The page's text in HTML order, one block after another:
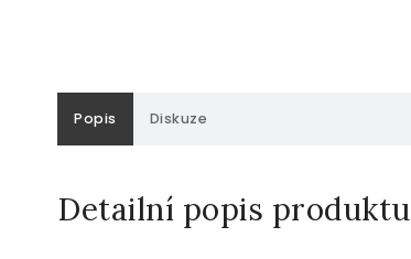
Popis Diskuze
Detailní popis produktu